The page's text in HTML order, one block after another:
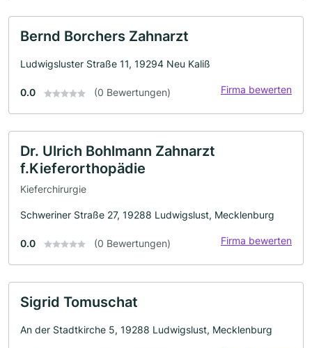
Bernd Borchers Zahnarzt
Ludwigsluster Straße 11, 19294 Neu Kaliß
0.0 (0 Bewertungen) Firma bewerten
Dr. Ulrich Bohlmann Zahnarzt
f.Kieferorthopädie
Kieferchirurgie
Schweriner Straße 27, 19288 Ludwigslust, Mecklenburg
0.0 (0 Bewertungen) Firma bewerten
Sigrid Tomuschat
An der Stadtkirche 5, 19288 Ludwigslust, Mecklenburg